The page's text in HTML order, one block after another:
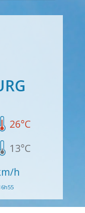
26°C
13°C
h